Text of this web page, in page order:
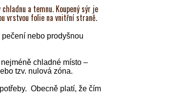
a temnu. Koupený sýr je
vrstvou folie na vnitřní straně.
nebo prodyšnou
chladné místo –
tzv. nulová zóna.
Obecně platí, že čím